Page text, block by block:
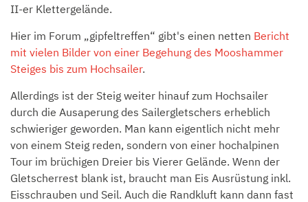
II-er Klettergelände.
Hier im Forum „gipfeltreffen“ gibt's einen netten Bericht
mit vielen Bilder von einer Begehung des Mooshammer
Steiges bis zum Hochsailer.
Allerdings ist der Steig weiter hinauf zum Hochsailer
durch die Ausaperung des Sailergletschers erheblich
schwieriger geworden. Man kann eigentlich nicht mehr
von einem Steig reden, sondern von einer hochalpinen
Tour im brüchigen Dreier bis Vierer Gelände. Wenn der
Gletscherrest blank ist, braucht man Eis Ausrüstung inkl.
Eisschrauben und Seil. Auch die Randkluft kann dann fast